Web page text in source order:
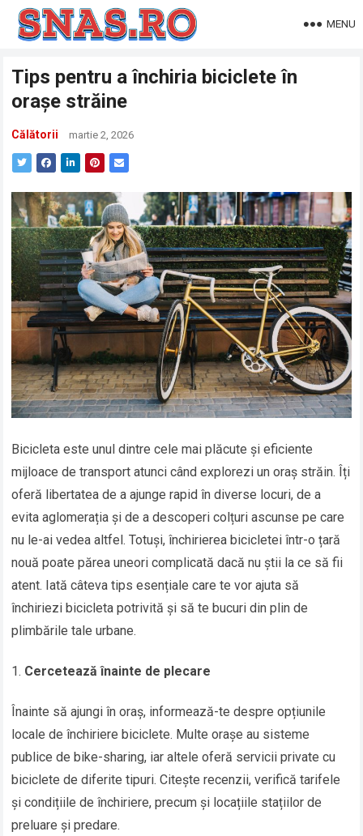
MENU
Tips pentru a închiria biciclete în
orașe străine
Călătorii martie 2, 2026
Bicicleta este unul dintre cele mai plăcute și eficiente
mijloace de transport atunci când explorezi un oraș străin. Îți
oferă libertatea de a ajunge rapid în diverse locuri, de a
evita aglomerația și de a descoperi colțuri ascunse pe care
nu le-ai vedea altfel. Totuși, închirierea bicicletei într-o țară
nouă poate părea uneori complicată dacă nu știi la ce să fii
atent. Iată câteva tips esențiale care te vor ajuta să
închiriezi bicicleta potrivită și să te bucuri din plin de
plimbările tale urbane.
Cercetează înainte de plecare
Înainte să ajungi în oraș, informează-te despre opțiunile
locale de închiriere biciclete. Multe orașe au sisteme
publice de bike-sharing, iar altele oferă servicii private cu
biciclete de diferite tipuri. Citește recenzii, verifică tarifele
și condițiile de închiriere, precum și locațiile stațiilor de
preluare și predare.